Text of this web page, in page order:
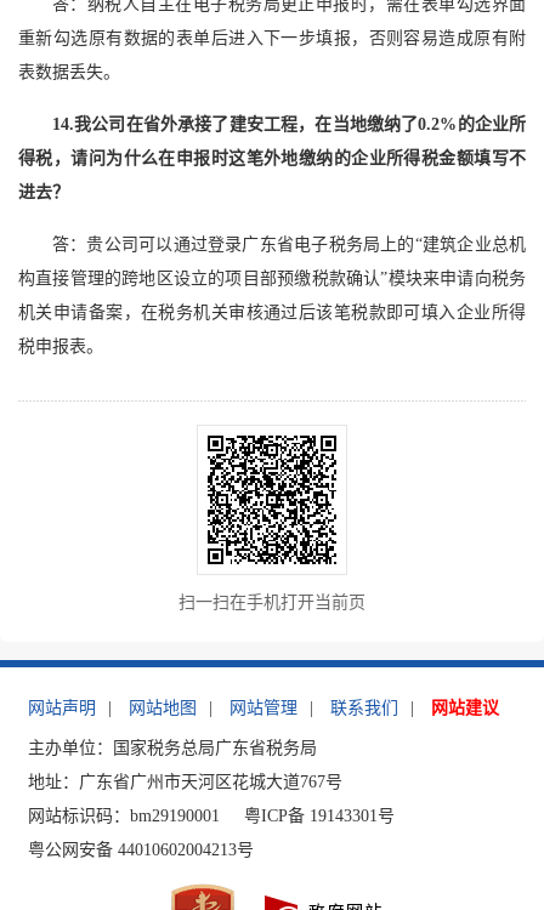
答：纳税人自主在电子税务局更正申报时，需在表单勾选界面
重新勾选原有数据的表单后进入下一步填报，否则容易造成原有附
表数据丢失。
14.我公司在省外承接了建安工程，在当地缴纳了0.2%的企业所
得税，请问为什么在申报时这笔外地缴纳的企业所得税金额填写不
进去？
答：贵公司可以通过登录广东省电子税务局上的“建筑企业总机
构直接管理的跨地区设立的项目部预缴税款确认”模块来申请向税务
机关申请备案，在税务机关审核通过后该笔税款即可填入企业所得
税申报表。
扫一扫在手机打开当前页
网站声明 网站地图 网站管理 联系我们 网站建议
主办单位：国家税务总局广东省税务局
地址：广东省广州市天河区花城大道767号
网站标识码：bm29190001
粤ICP备 19143301号
粤公网安备 44010602004213号